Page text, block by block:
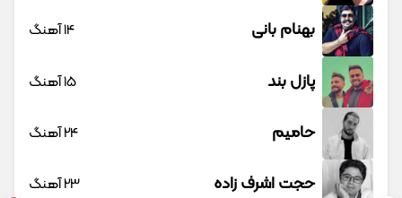
بهنام بانی 14 آهنگ
پازل بند 15 آهنگ
حامیم 24 آهنگ
حجت اشرف زاده 23 آهنگ